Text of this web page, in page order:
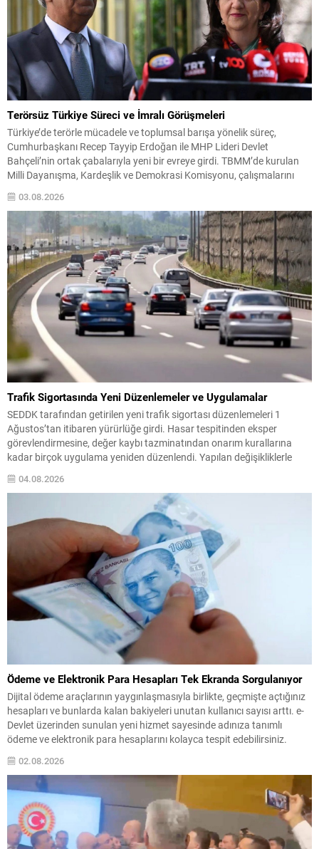
Terörsüz Türkiye Süreci ve İmralı Görüşmeleri
Türkiye’de terörle mücadele ve toplumsal barışa yönelik süreç,
Cumhurbaşkanı Recep Tayyip Erdoğan ile MHP Lideri Devlet
Bahçeli’nin ortak çabalarıyla yeni bir evreye girdi. TBMM’de kurulan
Milli Dayanışma, Kardeşlik ve Demokrasi Komisyonu, çalışmalarını
tamamlayarak ortak raporunu yayımladı; komisyonun öngördüğü
çerçeve yasa, Meclis tatile girmeden yasalaştırılmak üzere
hızlandırılıyor. Hazırlıkların devam ettiği süreçte,...
03.08.2026
Trafik Sigortasında Yeni Düzenlemeler ve Uygulamalar
SEDDK tarafından getirilen yeni trafik sigortası düzenlemeleri 1
Ağustos’tan itibaren yürürlüğe girdi. Hasar tespitinden eksper
görevlendirmesine, değer kaybı tazminatından onarım kurallarına
kadar birçok uygulama yeniden düzenlendi. Yapılan değişikliklerle
amaç, süreçlerde şeffaflık, tarafsızlık ve standartlaşma sağlamak.
Özellikle ekspertiz uygulamaları ve hasar bildirim mekanizmalarında
merkezi sistemlerin kullanımı öne çıkıyor. Akıllı Eksper Ataması...
04.08.2026
Ödeme ve Elektronik Para Hesapları Tek Ekranda Sorgulanıyor
Dijital ödeme araçlarının yaygınlaşmasıyla birlikte, geçmişte açtığınız
hesapları ve bunlarda kalan bakiyeleri unutan kullanıcı sayısı arttı. e-
Devlet üzerinden sunulan yeni hizmet sayesinde adınıza tanımlı
ödeme ve elektronik para hesaplarını kolayca tespit edebilirsiniz.
bir listede gösterir; böylece tek tek uygulamalara giriş...
02.08.2026